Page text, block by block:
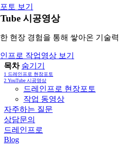
토 보기
시공영상
현장 경험을 통해 쌓아온 기술력
프로 작업영상 보기
목차 숨기기
1 드레인프로 현장포토
2 YouTube 시공영상
드레인프로 현장포토
작업 동영상
자주하는 질문
상담문의
드레인프로
Blog